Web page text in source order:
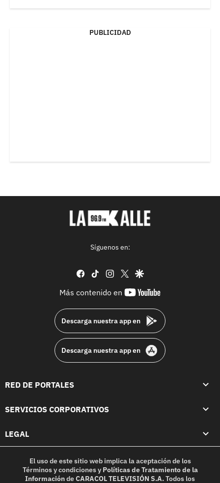
PUBLICIDAD
Síguenos en:
facebook
tiktok instagram
twittergoogle
Más contenido en
youtube-
Descarga nuestra app en
Descarga nuestra app en
RED DE PORTALES
SERVICIOS CORPORATIVOS
LEGAL
El uso de este sitio web implica la aceptación de los
Términos y condicionesy Políticas de Tratamiento de la
InformacióndeCARACOL TELEVISIÓN S.A.Todos los